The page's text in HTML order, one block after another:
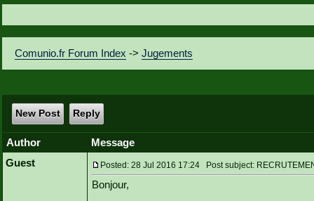
Comunio.fr Forum Index ->Jugements
New Post Reply
Author
Message
Guest
Posted: 28 Jul 2016 17:24 Post subject:
Bonjour,